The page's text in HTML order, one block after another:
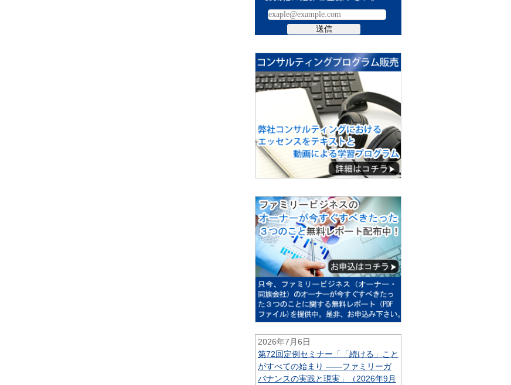
2026年7月6日
第72回定例セミナー「「続ける」こと
がすべての始まり ——ファミリーガ
バナンスの実践と現実」（2026年9月